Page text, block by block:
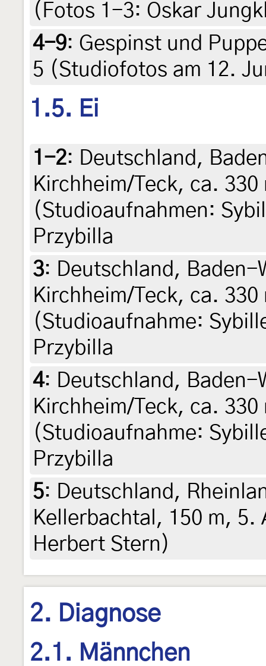
(Fotos 1-3: Oskar
4-9: Gespinst und
5 (Studiofotos am 12.
1.5. Ei
1-2: Deutschland,
Kirchheim/Teck, ca.
(Studioaufnahmen:
Przybilla
3: Deutschland, Baden-
Kirchheim/Teck, ca.
(Studioaufnahme:
Przybilla
4: Deutschland, Baden-
Kirchheim/Teck, ca.
(Studioaufnahme:
Przybilla
5: Deutschland,
Kellerbachtal, 150 m,
Herbert Stern)
2. Diagnose
2.1. Männchen